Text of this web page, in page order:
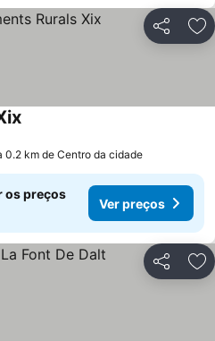
Partilhar
Ver preços
0.2 km de Centro da cidade
os preços
Ver preços
Partilhar